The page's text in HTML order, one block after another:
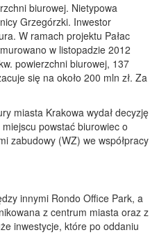
biurowej. Nietypowa
Grzegórzki. Inwestor
W ramach projektu Pałac
w listopadzie 2012
powierzchni biurowej, 137
się na około 200 mln zł. Za
miasta Krakowa wydał decyzję
powstać biurowiec o
zabudowy (WZ) we współpracy
innymi Rondo Office Park, a
z centrum miasta oraz z
inwestycje, które po oddaniu